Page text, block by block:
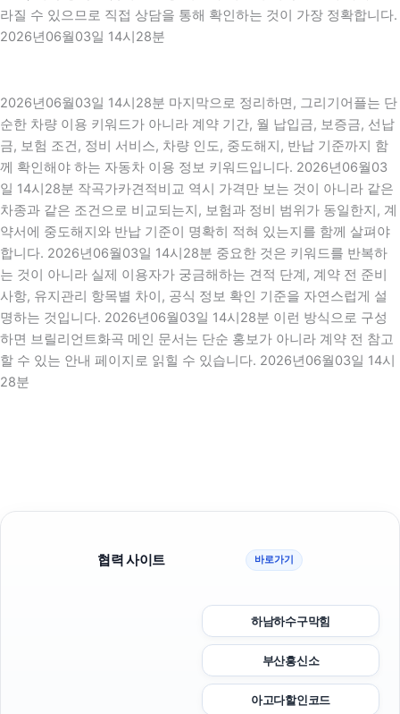
라질 수 있으므로 직접 상담을 통해 확인하는 것이 가장 정확합니다.
2026년06월03일 14시28분
2026년06월03일 14시28분 마지막으로 정리하면, 그리기어플는 단
순한 차량 이용 키워드가 아니라 계약 기간, 월 납입금, 보증금, 선납
금, 보험 조건, 정비 서비스, 차량 인도, 중도해지, 반납 기준까지 함
께 확인해야 하는 자동차 이용 정보 키워드입니다. 2026년06월03
일 14시28분 작곡가카견적비교 역시 가격만 보는 것이 아니라 같은
차종과 같은 조건으로 비교되는지, 보험과 정비 범위가 동일한지, 계
약서에 중도해지와 반납 기준이 명확히 적혀 있는지를 함께 살펴야
합니다. 2026년06월03일 14시28분 중요한 것은 키워드를 반복하
는 것이 아니라 실제 이용자가 궁금해하는 견적 단계, 계약 전 준비
사항, 유지관리 항목별 차이, 공식 정보 확인 기준을 자연스럽게 설
명하는 것입니다. 2026년06월03일 14시28분 이런 방식으로 구성
하면 브릴리언트화곡 메인 문서는 단순 홍보가 아니라 계약 전 참고
할 수 있는 안내 페이지로 읽힐 수 있습니다. 2026년06월03일 14시
28분
협력 사이트 바로가기
하남하수구막힘
부산흥신소
아고다할인코드